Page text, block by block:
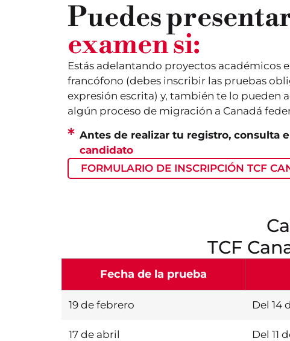
Puedes
examen si:
Estás adelantando proyectos académicos
francófono (debes inscribir las pruebas
expresión escrita) y, también te lo pueden
algún proceso de migración a Canadá
Antes de realizar tu registro, consulta
candidato
FORMULARIO DE INSCRIPCIÓN TCF
TCF
Fecha de la prueba
19 de febrero Del 14
17 de abril Del 11